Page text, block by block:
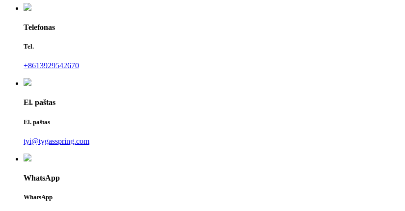
Telefonas
Tel.
+8613929542670
El. paštas
El. paštas
tyi@tygasspring.com
WhatsApp
WhatsApp